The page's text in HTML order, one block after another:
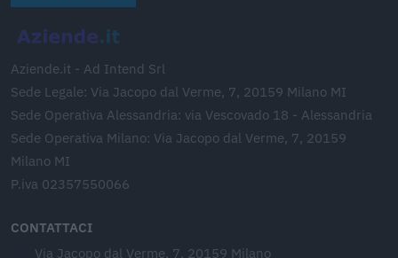
Aziende.it - Ad Intend Srl
Sede Legale: Via Jacopo dal Verme, 7, 20159 Milano MI
Sede Operativa Alessandria: via Vescovado 18 - Alessandria
Sede Operativa Milano: Via Jacopo dal Verme, 7, 20159
Milano MI
P.iva 02357550066
CONTATTACI
Via Jacopo dal Verme, 7, 20159 Milano